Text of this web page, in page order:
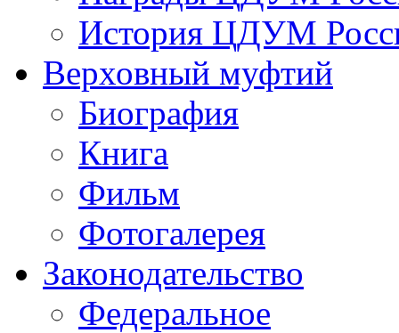
История ЦДУМ
Верховный муфтий
Биография
Книга
Фильм
Фотогалерея
Законодательство
Федеральное